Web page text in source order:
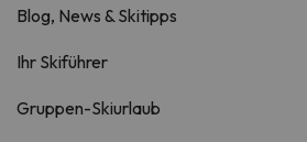
Blog, News & Skitipps
Ihr Skiführer
Gruppen-Skiurlaub